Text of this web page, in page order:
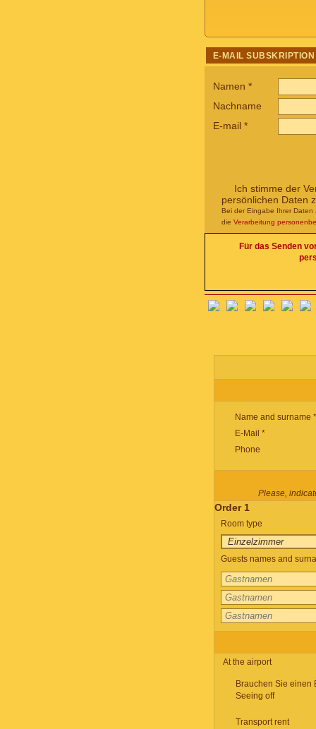
E-MAIL SUBSKRIPTION
Namen *
Nachname
E-mail *
Ich stimme der
persönlichen Daten
Bei der Eingabe Ihrer Daten
die Verarbeitung
Für das Senden
Name and surname *
E-Mail *
Phone
Please,
Order 1
Room type
Guests names and
At the airport
Brauchen Sie einen
Seeing off
Transport rent